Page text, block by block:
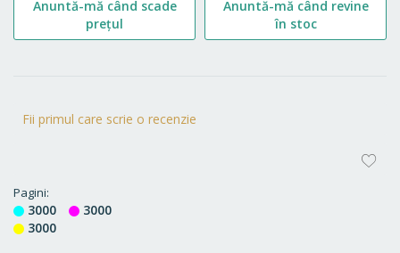
Fii primul care scrie o recenzie
Pagini
3000
3000
3000
Anuntă-mă când scade
prețul
Anuntă-mă când revine
în stoc